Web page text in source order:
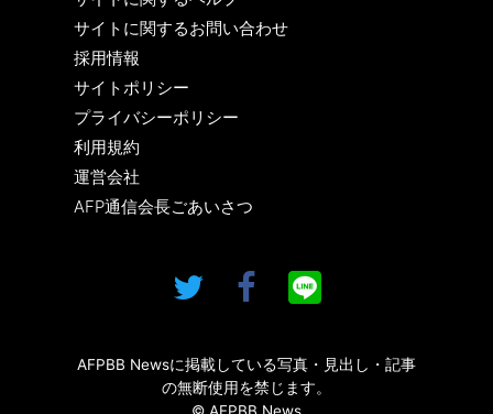
サイトに関するお問い合わせ
採用情報
サイトポリシー
プライバシーポリシー
利用規約
運営会社
AFP通信会長ごあいさつ
AFPBB Newsに掲載している写真・見出し・記事
の無断使用を禁じます。